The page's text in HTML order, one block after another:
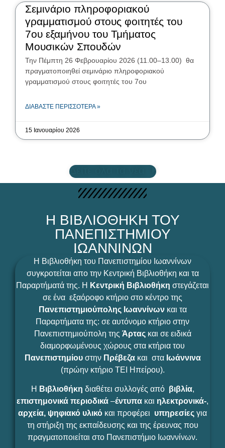
Σεμινάριο πληροφοριακού
γραμματισμού στους φοιτητές του
7ου εξαμήνου του Τμήματος
Μουσικών Σπουδών
Την Πέμπτη 26 Φεβρουαρίου 2026 (11.00–13.00) θα
πραγματοποιηθεί σεμινάριο πληροφοριακού
γραμματισμού στους φοιτητές του 7ου
ΔΙΑΒΆΣΤΕ ΠΕΡΙΣΣΌΤΕΡΑ »
15 Ιανουαρίου 2026
Δείτε όλα τα νέα
Η ΒΙΒΛΙΟΘΉΚΗ ΤΟΥ
ΠΑΝΕΠΙΣΤΗΜΙΟΥ
ΙΩΑΝΝΙΝΩΝ
Η Βιβλιοθήκη του Πανεπιστημίου Ιωαννίνων
συγκροτείται απο την Κεντρική Βιβλιοθήκη και τα
Παραρτήματά της. Η Κεντρική Βιβλιοθήκη στεγάζεται
σε ένα εξαόροφο κτήριο στο κέντρο της
Πανεπιστημιούπολης Ιωαννίνων και τα
Παραρτήματα της: σε αυτόνομο κτήριο στην
Πανεπιστημιούπολη της Άρταςκαι σε ειδικά
διαμορφωμένους χώρους στα κτήρια του
Πανεπιστημίου στην Πρέβεζακαι στα Ιωάννινα
(πρώην κτήριο ΤΕΙ Ηπείρου).
Η Βιβλιοθήκη διαθέτει συλλογές από βιβλία,
επιστημονικά περιοδικά –έντυπα και ηλεκτρονικά-,
αρχεία, ψηφιακό υλικό και προφέρει υπηρεσίες για
τη στήριξη της εκπαίδευσης και της έρευνας που
πραγματοποιείται στο Πανεπιστήμιο Ιωαννίνων.